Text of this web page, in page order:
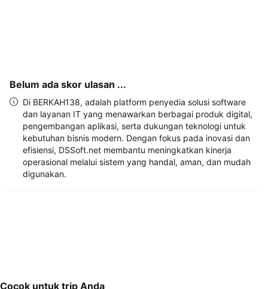
Belum ada skor ulasan ...
Di BERKAH138, adalah platform penyedia solusi software
dan layanan IT yang menawarkan berbagai produk digital,
pengembangan aplikasi, serta dukungan teknologi untuk
kebutuhan bisnis modern. Dengan fokus pada inovasi dan
efisiensi, DSSoft.net membantu meningkatkan kinerja
operasional melalui sistem yang handal, aman, dan mudah
digunakan.
Cocok untuk trip Anda